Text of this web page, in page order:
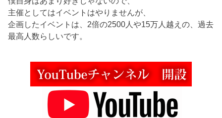
主催としてはイベントはやりませんが、
企画したイベントは、2倍の2500人や15万人越えの、過去
最高人数らしいです。